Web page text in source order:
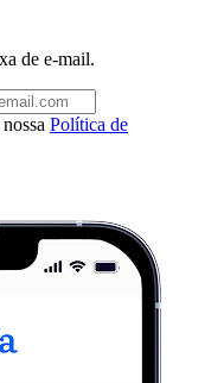
de e-mail.
Política de